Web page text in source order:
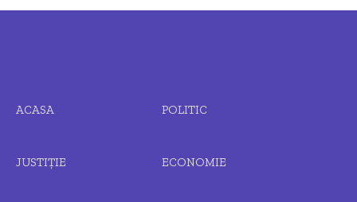
ACASA POLITIC
JUSTIȚIE ECONOMIE